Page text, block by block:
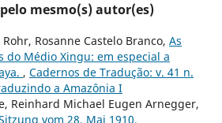
mesmo(s) autor(es)
Rosanne Castelo Branco, As
do Médio Xingu: em especial a
, Cadernos de Tradução: v. 41 n.
a Amazônia I
Reinhard Michael Eugen Arnegger,
vom 28. Mai 1910,